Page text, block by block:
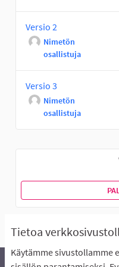
Tietoa
Käytämme sivustollamme
Versio 2
Nimetön
osallistuja
Versio 3
Nimetön
osallistuja